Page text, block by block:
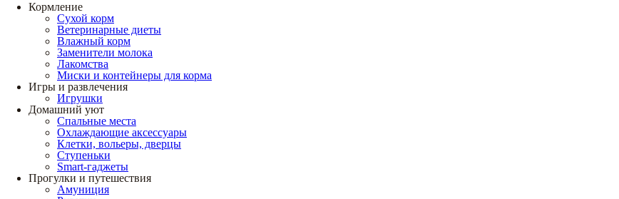
Кормление
Сухой корм
Ветеринарные диеты
Влажный корм
Заменители молока
Лакомства
Миски и контейнеры для корма
Игры и развлечения
Игрушки
Домашний уют
Спальные места
Охлаждающие аксессуары
Клетки, вольеры, дверцы
Ступеньки
Smart-гаджеты
Прогулки и путешествия
Амуниция